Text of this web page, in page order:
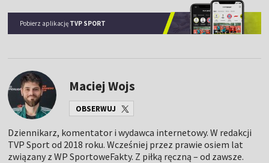
Pobierz aplikację TVP SPORT
Maciej Wojs
OBSERWUJ
Dziennikarz, komentator i wydawca internetowy. W redakcji
TVP Sport od 2018 roku. Wcześniej przez prawie osiem lat
związany z WP SportoweFakty. Z piłką ręczną – od zawsze.